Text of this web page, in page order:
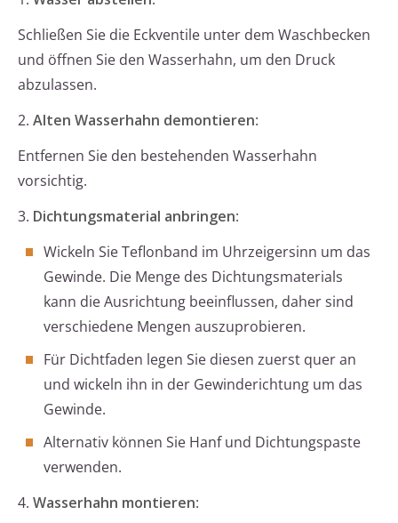
Schließen Sie die Eckventile unter dem Waschbecken
und öffnen Sie den Wasserhahn, um den Druck
abzulassen.
2. Alten Wasserhahn demontieren:
Entfernen Sie den bestehenden Wasserhahn
vorsichtig.
3. Dichtungsmaterial anbringen:
Wickeln Sie Teflonband im Uhrzeigersinn um das
Gewinde. Die Menge des Dichtungsmaterials
kann die Ausrichtung beeinflussen, daher sind
verschiedene Mengen auszuprobieren.
Für Dichtfaden legen Sie diesen zuerst quer an
und wickeln ihn in der Gewinderichtung um das
Gewinde.
Alternativ können Sie Hanf und Dichtungspaste
verwenden.
4. Wasserhahn montieren: